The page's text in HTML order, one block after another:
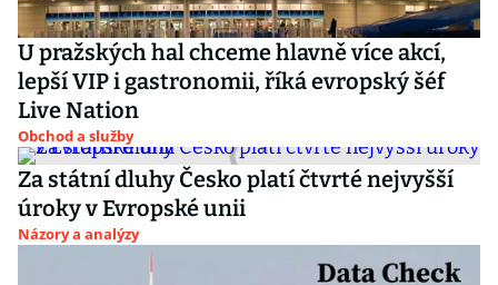
U pražských hal chceme hlavně více akcí,
lepší VIP i gastronomii, říká evropský šéf
Live Nation
Obchod a služby
Za státní dluhy Česko platí čtvrté nejvyšší
úroky v Evropské unii
Názory a analýzy